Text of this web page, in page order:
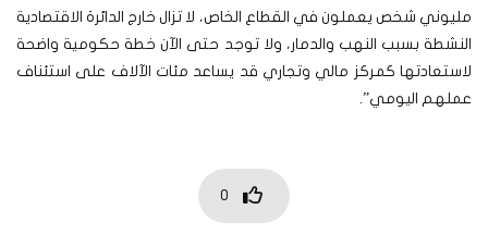
مليوني شخص يعملون في القطاع الخاص، لا تزال خارج الدائرة الاقتصادية
النشطة بسبب النهب والدمار، ولا توجد حتى الآن خطة حكومية واضحة
لاستعادتها كمركز مالي وتجاري قد يساعد مئات الآلاف على استئناف
عملهم اليومي”.
0